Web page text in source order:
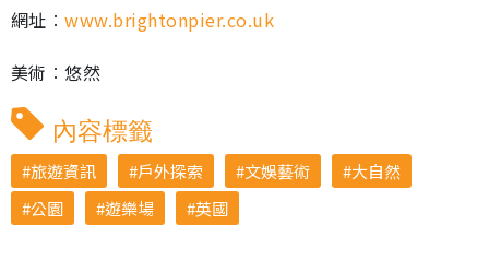
網址︰www.brightonpier.co.uk
美術︰悠然
內容標籤
旅遊資訊 戶外探索 文娛藝術
大自然
公園
遊樂場 英國